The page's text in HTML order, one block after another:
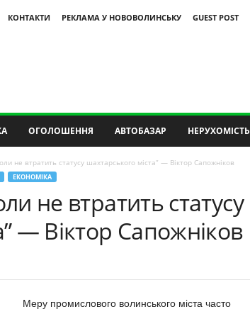
КОНТАКТИ РЕКЛАМА У НОВОВОЛИНСЬКУ
GUEST POST
ОГОЛОШЕННЯ АВТОБАЗАР НЕРУХОМІСТЬ
не втратить статусу шахтарського міста” — Віктор Сапожніков
ЕКОНОМІКА
не втратить статусу
— Віктор Сапожніков
Меру промислового волинського міста часто